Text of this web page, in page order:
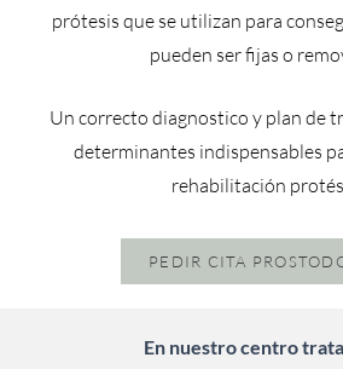
prótesis que se utilizan para
pueden ser fijas o
Un correcto diagnostico y plan de
determinantes indispensables
rehabilitación
PEDIR CITA
En nuestro centro